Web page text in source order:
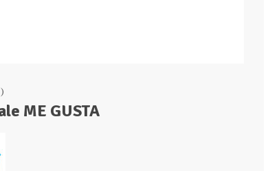
ME GUSTA